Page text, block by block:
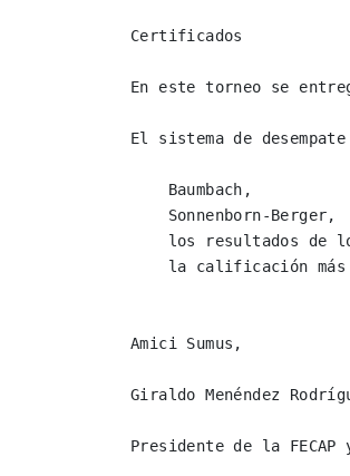
Certificados
En este torneo se
El sistema de
Amici Sumus,
Giraldo Menéndez
Presidente de la FECAP